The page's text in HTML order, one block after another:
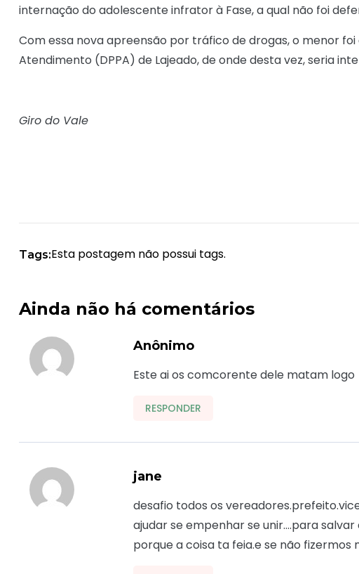
internação do adolescente infrator à Fase, a qual não foi
Com essa nova apreensão por tráfico de drogas, o menor
Atendimento (DPPA) de Lajeado, de onde desta vez, seria
Giro do Vale
Tags:Esta postagem não possui tags.
Ainda não há comentários
Anônimo
Este ai os comcorente dele matam logo
RESPONDER
jane
desafio todos os
ajudar se empenhar se unir….para
porque a coisa ta feia.e se não fizermos